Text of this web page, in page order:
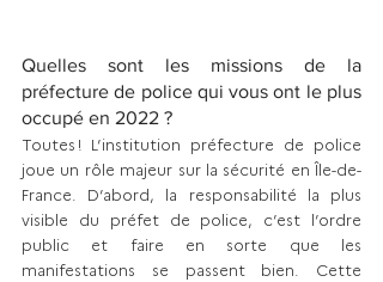
Quelles sont les missions de la
préfecture de police qui vous ont le plus
occupé en 2022 ?
Toutes ! L’institution préfecture de police
joue un rôle majeur sur la sécurité en Île-de-
France. D’abord, la responsabilité la plus
visible du préfet de police, c’est l’ordre
public et faire en sorte que les
manifestations se passent bien. Cette